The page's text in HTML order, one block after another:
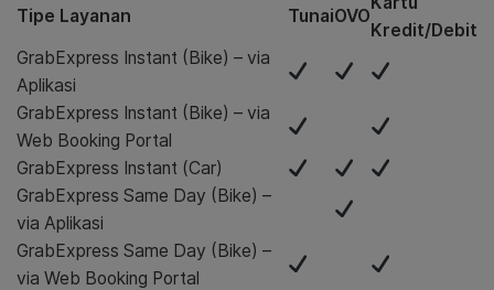
Tipe Layanan TunaiOVO
Kredit/Debit
GrabExpress Instant (Bike) – via
Aplikasi
GrabExpress Instant (Bike) – via
Web Booking Portal
GrabExpress Instant (Car)
GrabExpress Same Day (Bike) –
via Aplikasi
GrabExpress Same Day (Bike) –
via Web Booking Portal